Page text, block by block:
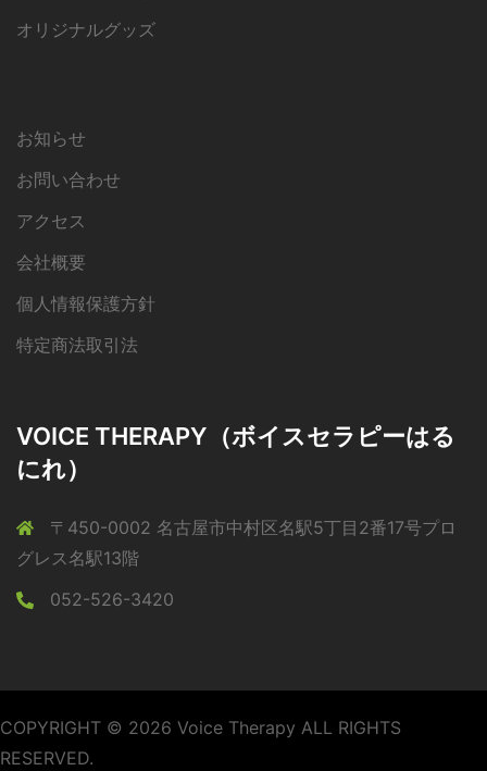
オリジナルグッズ
お知らせ
お問い合わせ
アクセス
会社概要
個人情報保護方針
特定商法取引法
VOICE THERAPY（ボイスセラピーはる
にれ）
〒450-0002 名古屋市中村区名駅5丁目2番17号プロ
グレス名駅13階
052-526-3420
COPYRIGHT © 2026 Voice Therapy ALL RIGHTS
RESERVED.